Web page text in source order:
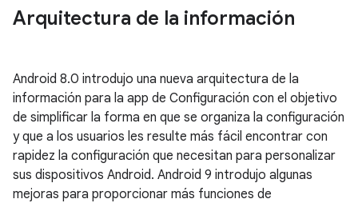
Arquitectura de la información
Android 8.0 introdujo una nueva arquitectura de la
información para la app de Configuración con el objetivo
de simplificar la forma en que se organiza la configuración
y que a los usuarios les resulte más fácil encontrar con
rapidez la configuración que necesitan para personalizar
sus dispositivos Android. Android 9 introdujo algunas
mejoras para proporcionar más funciones de